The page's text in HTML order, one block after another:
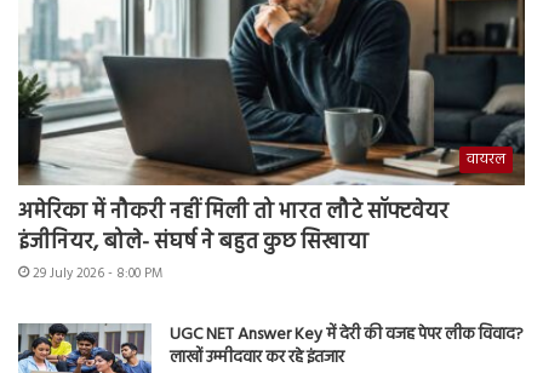
वायरल
अमेरिका में नौकरी नहीं मिली तो भारत लौटे सॉफ्टवेयर
इंजीनियर, बोले- संघर्ष ने बहुत कुछ सिखाया
29 July 2026 - 8:00 PM
UGC NET Answer Key में देरी की वजह पेपर लीक विवाद?
लाखों उम्मीदवार कर रहे इंतजार